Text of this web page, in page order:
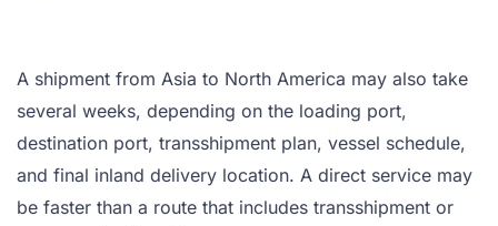
A shipment from Asia to North America may also take
several weeks, depending on the loading port,
destination port, transshipment plan, vessel schedule,
and final inland delivery location. A direct service may
be faster than a route that includes transshipment or